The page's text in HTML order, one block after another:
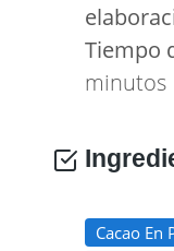
Tiempo
minutos
Cacao En